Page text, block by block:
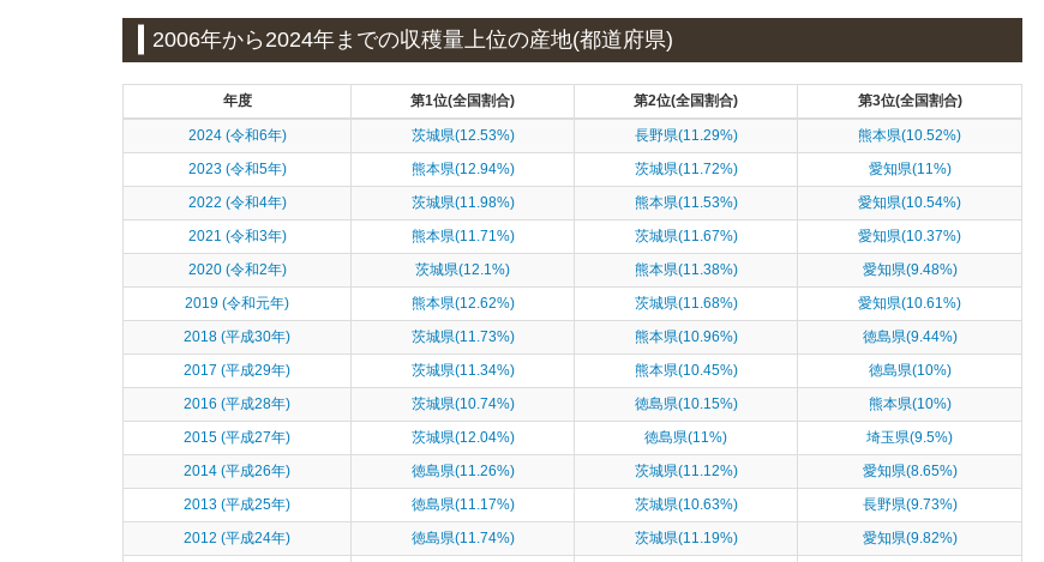
2006年から2024年までの収穫量上位の産地(都道府県)
年度 第1位(全国割合) 第2位(全国割合) 第3位(全国割合)
2024 (令和6年) 茨城県(12.53%) 長野県(11.29%)
熊本県(10.52%)
2023 (令和5年)
熊本県(12.94%) 茨城県(11.72%)
愛知県(11%)
2022 (令和4年)
茨城県(11.98%) 熊本県(11.53%)
愛知県(10.54%)
2021 (令和3年)
熊本県(11.71%) 茨城県(11.67%)
愛知県(10.37%)
2020 (令和2年)
茨城県(12.1%) 熊本県(11.38%)
愛知県(9.48%)
2019 (令和元年)
熊本県(12.62%) 茨城県(11.68%)
愛知県(10.61%)
2018 (平成30年)
茨城県(11.73%) 熊本県(10.96%)
徳島県(9.44%)
2017 (平成29年)
茨城県(11.34%) 熊本県(10.45%)
徳島県(10%)
2016 (平成28年)
茨城県(10.74%) 徳島県(10.15%)
熊本県(10%)
2015 (平成27年)
茨城県(12.04%) 徳島県(11%)
埼玉県(9.5%)
2014 (平成26年)
徳島県(11.26%) 茨城県(11.12%)
愛知県(8.65%)
2013 (平成25年)
徳島県(11.17%) 茨城県(10.63%)
長野県(9.73%)
2012 (平成24年)
徳島県(11.74%) 茨城県(11.19%)
愛知県(9.82%)